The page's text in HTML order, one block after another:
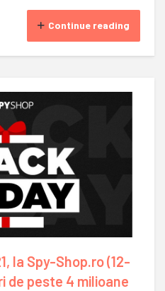
Continue reading
la Spy-Shop.ro (12-
de peste 4 milioane